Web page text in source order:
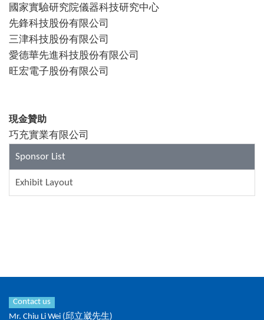
國家實驗研究院儀器科技研究中心
先鋒科技股份有限公司
三津科技股份有限公司
愛德華先進科技股份有限公司
旺宏電子股份有限公司
現金贊助
巧充實業有限公司
Sponsor List
Exhibit Layout
Contact us
Mr. Chiu Li Wei (邱立崴先生)